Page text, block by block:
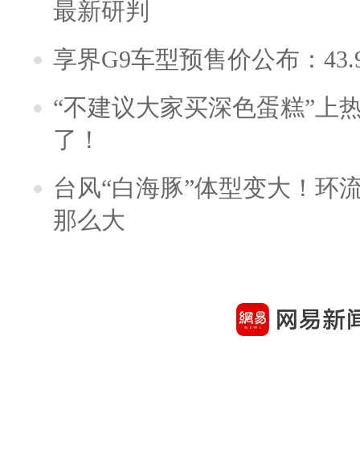
最新研判
享界G9车型预售价公布：
“不建议大家买深色蛋糕”上
了！
台风“白海豚”体型变大！环
那么大